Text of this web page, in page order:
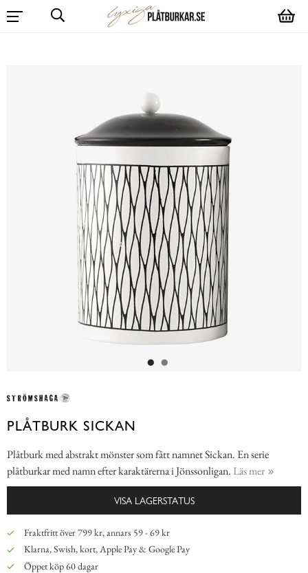
PLÅTBURK SICKAN
Plåtburk med abstrakt mönster som fått namnet Sickan. En serie
plåtburkar med namn efter karaktärerna i Jönssonligan. Läs mer
VISA LAGERSTATUS
Fraktfritt över 799 kr, annars 59 - 69 kr
Klarna, Swish, kort, Apple Pay & Google Pay
Öppet köp 60 dagar